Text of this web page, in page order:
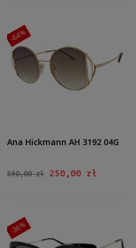
Ana Hickmann AH 3192 04G
690,00 zł 250,00 zł
-64%
-36%